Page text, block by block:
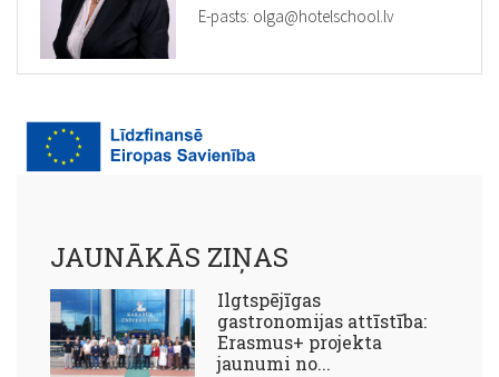
E-pasts: olga@hotelschool.lv
JAUNĀKĀS ZIŅAS
Ilgtspējīgas
gastronomijas attīstība:
Erasmus+ projekta
jaunumi no...